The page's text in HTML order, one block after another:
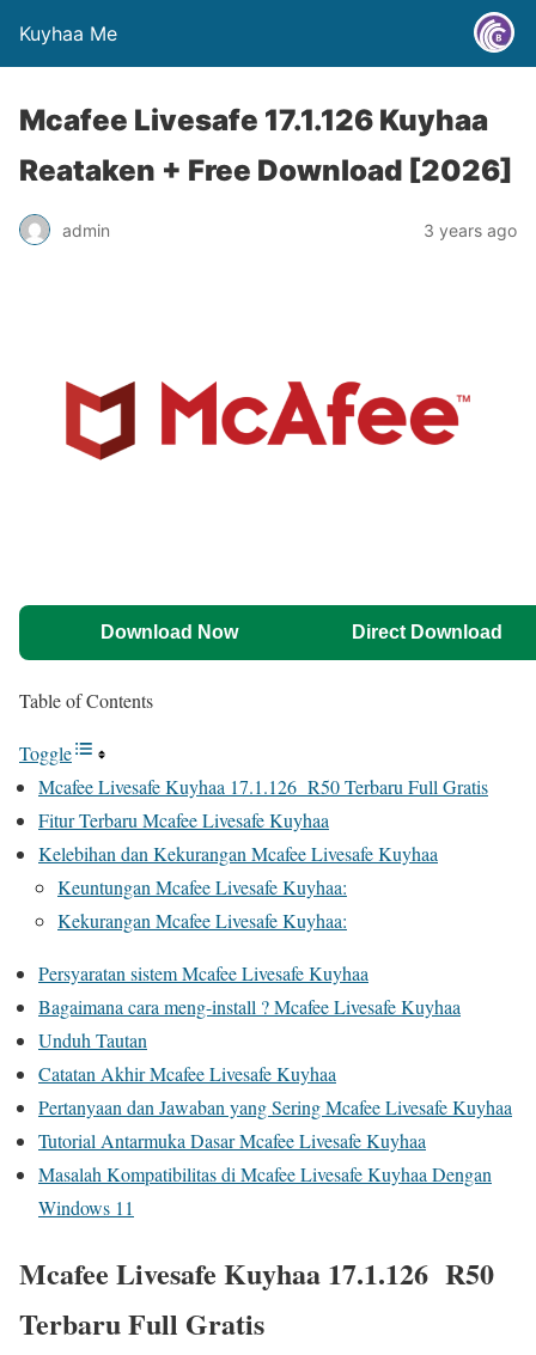
Kuyhaa Me
Mcafee Livesafe 17.1.126 Kuyhaa
Reataken + Free Download [2026]
admin 3 years ago
Download Now Direct Download
Table of Contents
Toggle
Mcafee Livesafe Kuyhaa 17.1.126 R50 Terbaru Full Gratis
Fitur Terbaru Mcafee Livesafe Kuyhaa
Kelebihan dan Kekurangan Mcafee Livesafe Kuyhaa
Keuntungan Mcafee Livesafe Kuyhaa:
Kekurangan Mcafee Livesafe Kuyhaa:
Persyaratan sistem Mcafee Livesafe Kuyhaa
Bagaimana cara meng-install ? Mcafee Livesafe Kuyhaa
Unduh Tautan
Catatan Akhir Mcafee Livesafe Kuyhaa
Pertanyaan dan Jawaban yang Sering Mcafee Livesafe Kuyhaa
Tutorial Antarmuka Dasar Mcafee Livesafe Kuyhaa
Masalah Kompatibilitas di Mcafee Livesafe Kuyhaa Dengan
Windows 11
Mcafee Livesafe Kuyhaa 17.1.126 R50
Terbaru Full Gratis